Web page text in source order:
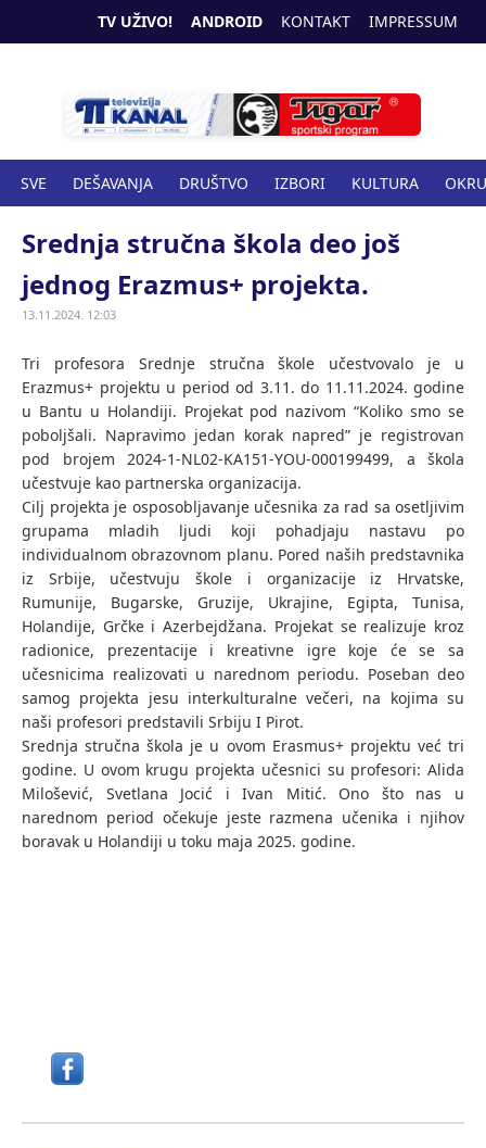
TV UŽIVO! ANDROID KONTAKT IMPRESSUM
SVE DEŠAVANJA DRUŠTVO IZBORI KULTURA
SPORT ZANIMLJIVOSTI ZDRAVSTVO
Srednja stručna škola deo još
jednog Erazmus+ projekta.
13.11.2024. 12:03
Tri profesora Srednje stručna škole učestvovalo je u
Erazmus+ projektu u period od 3.11. do 11.11.2024. godine
u Bantu u Holandiji. Projekat pod nazivom “Koliko smo se
poboljšali. Napravimo jedan korak napred” je registrovan
pod brojem 2024-1-NL02-KA151-YOU-000199499, a škola
učestvuje kao partnerska organizacija.
Cilj projekta je osposobljavanje učesnika za rad sa osetljivim
grupama mladih ljudi koji pohadjaju nastavu po
individualnom obrazovnom planu. Pored naših predstavnika
iz Srbije, učestvuju škole i organizacije iz Hrvatske,
Rumunije, Bugarske, Gruzije, Ukrajine, Egipta, Tunisa,
Holandije, Grčke i Azerbejdžana. Projekat se realizuje kroz
radionice, prezentacije i kreativne igre koje će se sa
učesnicima realizovati u narednom periodu. Poseban deo
samog projekta jesu interkulturalne večeri, na kojima su
naši profesori predstavili Srbiju I Pirot.
Srednja stručna škola je u ovom Erasmus+ projektu već tri
godine. U ovom krugu projekta učesnici su profesori: Alida
Milošević, Svetlana Jocić i Ivan Mitić. Ono što nas u
narednom period očekuje jeste razmena učenika i njihov
boravak u Holandiji u toku maja 2025. godine.